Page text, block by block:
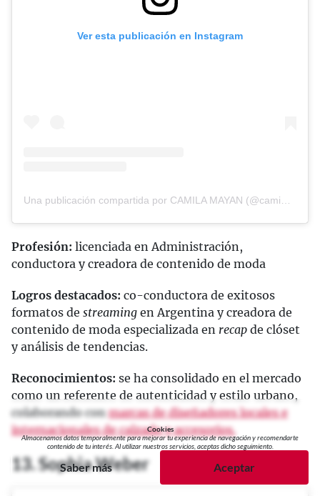
Ver esta publicación en Instagram
Profesión: licenciada en Administración,
conductora y creadora de contenido de moda
Logros destacados: co-conductora de exitosos
formatos de streaming en Argentina y creadora de
contenido de moda especializada en recap de clóset
y análisis de tendencias.
Reconocimientos: se ha consolidado en el mercado
como un referente de autenticidad y estilo urbano,
colaborando conmarcas de diseñadores locales e
internacionales de calzado y accesorios.
13. Sophia Weber
Cookies
Almacenamos datos temporalmente para mejorar tu experiencia de navegación y recomendarte
contenido de tu interés. Al utilizar nuestros servicios, aceptas dicho seguimiento.
Saber más Aceptar